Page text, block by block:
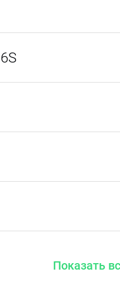
Показать